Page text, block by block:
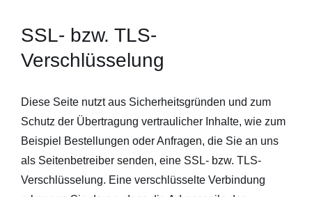
SSL- bzw. TLS-
Verschlüsselung
Diese Seite nutzt aus Sicherheitsgründen und zum
Schutz der Übertragung vertraulicher Inhalte, wie zum
Beispiel Bestellungen oder Anfragen, die Sie an uns
als Seitenbetreiber senden, eine SSL- bzw. TLS-
Verschlüsselung. Eine verschlüsselte Verbindung